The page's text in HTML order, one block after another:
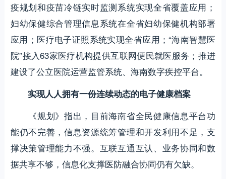
疫规划和疫苗冷链实时监测系统实现全省覆盖应用；
妇幼保健综合管理信息系统在全省妇幼保健机构部署
应用；医疗电子证照系统实现全省应用；“海南智慧医
院”接入63家医疗机构提供互联网便民就医服务；推进
建设了公立医院运营监管系统、海南数字疾控平台。
实现人人拥有一份连续动态的电子健康档案
《规划》指出，目前海南省全民健康信息平台功
能仍不完善，信息资源统筹管理和开发利用不足，支
撑决策管理能力不强。互联互通互认、业务协同和数
据共享不够，信息化支撑医防融合协同仍有欠缺。